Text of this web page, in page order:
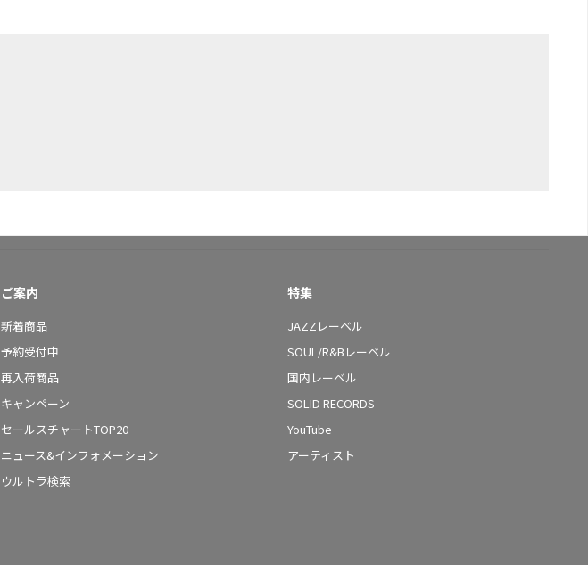
ご案内
新着商品
予約受付中
再入荷商品
キャンペーン
セールスチャートTOP20
ニュース&インフォメーション
ウルトラ検索
特集
JAZZレーベル
SOUL/R&Bレーベル
国内レーベル
SOLID RECORDS
YouTube
アーティスト